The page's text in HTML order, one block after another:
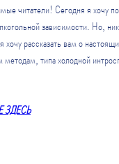
читатели! Сегодня я хочу
зависимости. Но,
рассказать вам о
методам, типа холодной
ЗДЕСЬ